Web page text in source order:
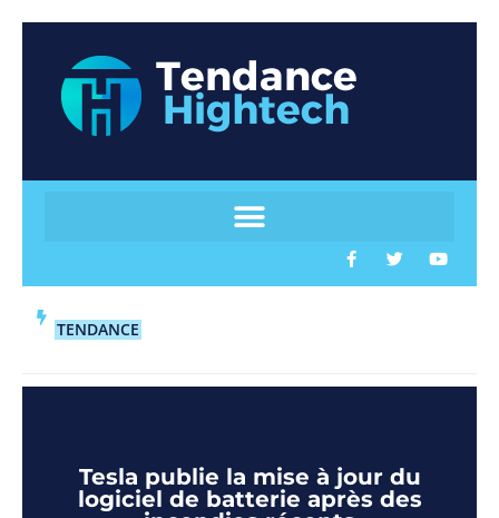
TENDANCE
Tesla publie la mise à jour du
logiciel de batterie après des